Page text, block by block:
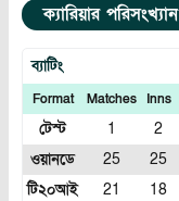
ক্যারিয়ার পরিসংখ্যান
ব্যাটিং
Format Matches Inns
টেস্ট 1 2
ওয়ানডে
25 25
টি২০আই
21 18